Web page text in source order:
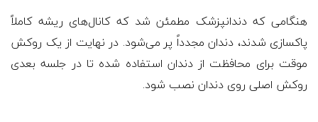
هنگامی‌ که دندانپزشک مطمئن شد که کانال‌های ریشه کاملاً
پاکسازی شدند، دندان مجدداً پر می‌شود. در نهایت از یک روکش
موقت برای محافظت از دندان استفاده شده تا در جلسه بعدی
روکش اصلی روی دندان نصب شود.